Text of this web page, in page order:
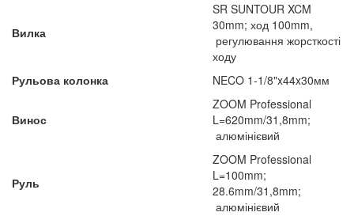
Вилка
SR SUNTOUR XCM
30mm; ход 100mm,
регулювання жорсткості
ходу
Рульова колонка
NECO 1-1/8"x44x30мм
Винос
ZOOM Professional
L=620mm/31,8mm;
алюмінієвий
Руль
ZOOM Professional
L=100mm;
28.6mm/31,8mm;
алюмінієвий